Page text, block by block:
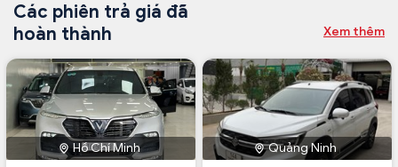
Các phiên trả giá đã
hoàn thành
Xem thêm
Hồ Chí Minh Quảng Ninh